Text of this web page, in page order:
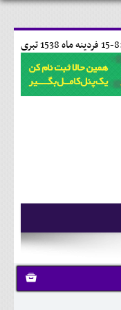
15 فردينه ماه 1538 تبری